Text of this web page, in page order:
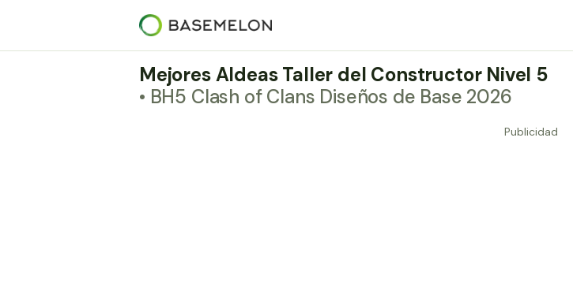
Mejores Aldeas Taller del Constructor Nivel 5
• BH5 Clash of Clans Diseños de Base 2026
Publicidad